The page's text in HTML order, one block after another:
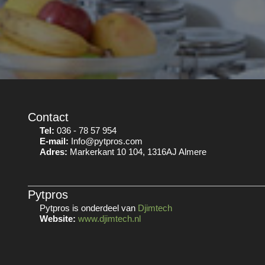
Contact
Tel: 036 - 78 57 954
E-mail: Info@pytpros.com
Adres: Markerkant 10 104, 1316AJ Almere
Pytpros
Pytpros is onderdeel van Djimtech
Website: www.djimtech.nl